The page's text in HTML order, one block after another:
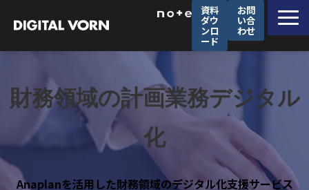
資料
ダウ
ンロ
ード
お問
い合
わせ
デジタルフォルンが選ばれる理由
ソリューション一覧
サービス一覧
導入事例
セミナー
財務領域の計画業務デジタル
化
Anaplanを活用した財務領域のデジタル化支援サービス